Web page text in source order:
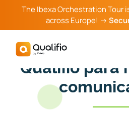
The Ibexa Orchestration Tour
across Europe! →
Qualifio para